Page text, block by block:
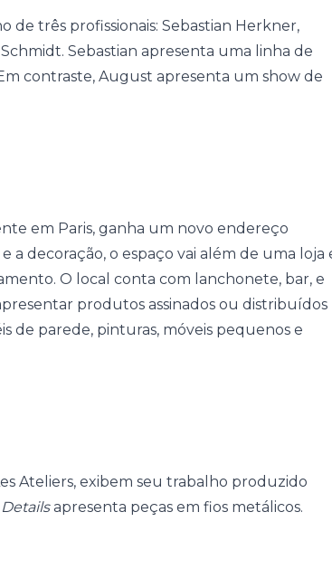
de três profissionais: Sebastian Herkner,
Sebastian apresenta uma linha de
contraste, August apresenta um show de
em Paris, ganha um novo endereço
a decoração, o espaço vai além de uma loja
O local conta com lanchonete, bar, e
produtos assinados ou distribuídos
de parede, pinturas, móveis pequenos e
Ateliers, exibem seu trabalho produzido
apresenta peças em fios metálicos.